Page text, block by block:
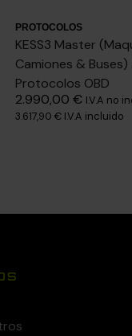
PROTOCOLOS
KESS3 Master
Camiones &
Protocolos OBD
2.990,00€ I.V.A no
3.617,90€ I.V.A incluido